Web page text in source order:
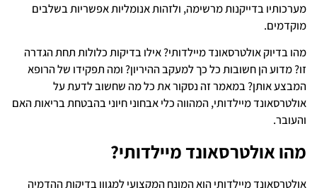
מערכותיו בדייקנות מרשימה, ולזהות אנומליות אפשריות בשלבים
מוקדמים.
מהו בדיוק אולטרסאונד מיילדותי? אילו בדיקות כלולות תחת הגדרה
זו? מדוע הן חשובות כל כך למעקב ההיריון? ומה תפקידו של הרופא
המבצע אותן? במאמר זה נסקור את כל מה שחשוב לדעת על
אולטרסאונד מיילדותי, המהווה כלי אבחוני חיוני בהבטחת בריאות האם
והעובר.
מהו אולטרסאונד מיילדותי?
אולטרסאונד מיילדותי הוא המונח המקצועי למגוון בדיקות ההדמיה